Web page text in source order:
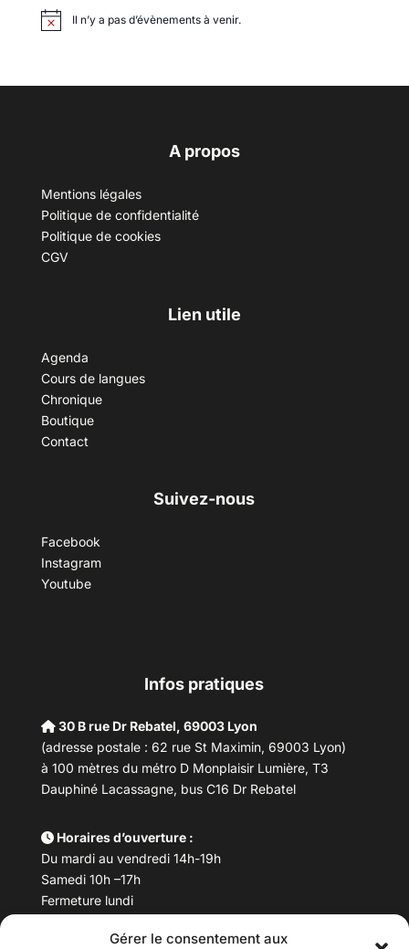
Gérer le consentement aux
Il n’y a pas d’évènements à venir.
A propos
Mentions légales
Politique de confidentialité
Politique de cookies
CGV
Lien utile
Agenda
Cours de langues
Chronique
Boutique
Contact
Suivez-nous
Facebook
Instagram
Youtube
Infos pratiques
30 B rue Dr Rebatel, 69003 Lyon
(adresse postale : 62 rue St Maximin, 69003 Lyon)
à 100 mètres du métro D Monplaisir Lumière, T3
Dauphiné Lacassagne, bus C16 Dr Rebatel
Horaires d’ouverture :
Du mardi au vendredi 14h-19h
Samedi 10h –17h
Fermeture lundi